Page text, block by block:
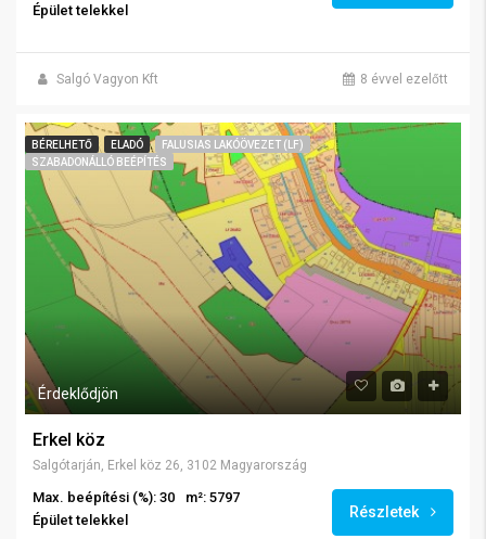
Épület telekkel
Salgó Vagyon Kft 8 évvel ezelőtt
BÉRELHETŐ ELADÓ
FALUSIAS LAKÓÖVEZET (LF)
SZABADONÁLLÓ BEÉPÍTÉS
Érdeklődjön
Erkel köz
Salgótarján, Erkel köz 26, 3102 Magyarország
Max. beépítési (%): 30
m²: 5797
Épület telekkel
Részletek